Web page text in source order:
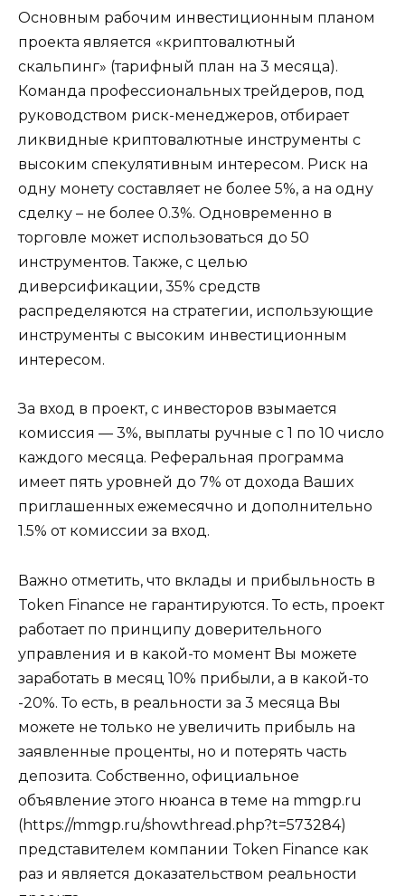
Основным рабочим инвестиционным планом
проекта является «криптовалютный
скальпинг» (тарифный план на 3 месяца).
Команда профессиональных трейдеров, под
руководством риск-менеджеров, отбирает
ликвидные криптовалютные инструменты с
высоким спекулятивным интересом. Риск на
одну монету составляет не более 5%, а на одну
сделку – не более 0.3%. Одновременно в
торговле может использоваться до 50
инструментов. Также, с целью
диверсификации, 35% средств
распределяются на стратегии, использующие
инструменты с высоким инвестиционным
интересом.
За вход в проект, с инвесторов взымается
комиссия — 3%, выплаты ручные с 1 по 10 число
каждого месяца. Реферальная программа
имеет пять уровней до 7% от дохода Ваших
приглашенных ежемесячно и дополнительно
1.5% от комиссии за вход.
Важно отметить, что вклады и прибыльность в
Token Finance не гарантируются. То есть, проект
работает по принципу доверительного
управления и в какой-то момент Вы можете
заработать в месяц 10% прибыли, а в какой-то
-20%. То есть, в реальности за 3 месяца Вы
можете не только не увеличить прибыль на
заявленные проценты, но и потерять часть
депозита. Собственно, официальное
объявление этого нюанса в теме на mmgp.ru
(https://mmgp.ru/showthread.php?t=573284)
представителем компании Token Finance как
раз и является доказательством реальности